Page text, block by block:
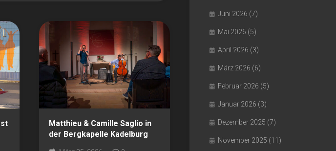
Matthieu & Camille Saglio in
der Bergkapelle Kadelburg
Juni 2026 (7)
Mai 2026 (5)
April 2026 (3)
März 2026 (6)
Februar 2026 (5)
Januar 2026 (3)
Dezember 2025 (7)
November 2025 (11)